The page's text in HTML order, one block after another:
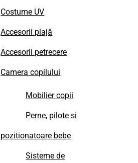
Costume UV
Accesorii plajă
Accesorii petrecere
Camera copilului
Mobilier copii
Perne, pilote si
pozitionatoare bebe
Sisteme de